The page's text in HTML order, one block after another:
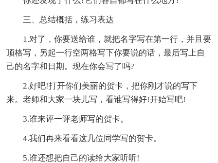
三、总结概括，练习表达
1.对了，你要送给谁，就把名字写在第一行，并且要
顶格写，另起一行空两格写下你要说的话，最后写上自
己的名字和日期。现在你会写了吗?
2.好吧!打开你们美丽的贺卡，把你刚才说的写下
来。老师和大家一块儿写，看谁写得好!开始写吧!
3.谁来评一评老师写的贺卡。
4.我们再来看看这几位同学写的贺卡。
5.谁还想把自己的读给大家听听!